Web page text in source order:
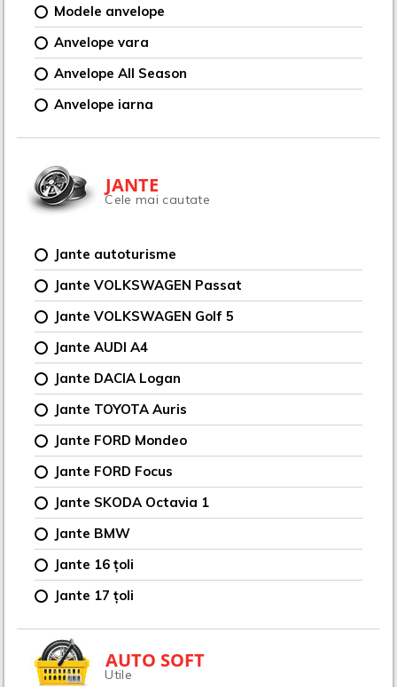
Modele anvelope
Anvelope vara
Anvelope All Season
Anvelope iarna
JANTE
Cele mai cautate
Jante autoturisme
Jante VOLKSWAGEN Passat
Jante VOLKSWAGEN Golf 5
Jante AUDI A4
Jante DACIA Logan
Jante TOYOTA Auris
Jante FORD Mondeo
Jante FORD Focus
Jante SKODA Octavia 1
Jante BMW
Jante 16 țoli
Jante 17 țoli
AUTO SOFT
Utile